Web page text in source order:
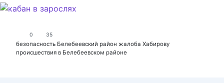
0 35
безопасность Белебеевский район жалоба Хабирову
происшествия в Белебеевском районе